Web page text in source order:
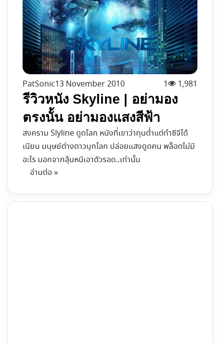
PatSonic13 November 2010 1 1,981
รีวิวหนัง Skyline | อย่ามอง
ตรงนั้น อย่ามองแสงสีฟ้า
สงคราม Slyline ดูดโลก หนังที่เขาว่าทุนต่ำแต่ทำซีจีได้
เนียน มนุษย์ต่างดาวบุกโลก ปล่อยแสงดูดคน พล็อตไม่มี
อะไร นอกจากลุ้นหนีเอาตัวรอด..เท่านั้น
อ่านต่อ »